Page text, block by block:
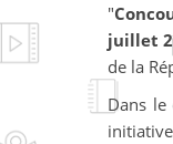
"
juillet
de la
Dans